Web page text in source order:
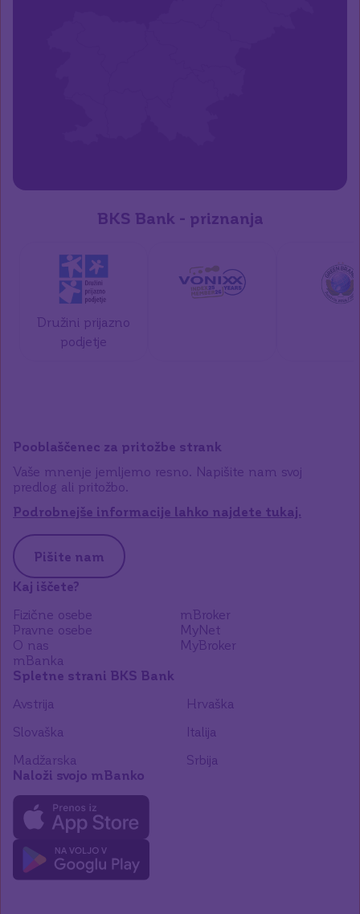
BKS Bank - priznanja
Družini prijazno
podjetje
Pooblaščenec za pritožbe strank
Vaše mnenje jemljemo resno. Napišite nam svoj
predlog ali pritožbo.
Podrobnejše informacije lahko najdete tukaj.
Pišite nam
Kaj iščete?
Fizične osebe
Pravne osebe
O nas
mBanka
mBroker
MyNet
MyBroker
Spletne strani BKS Bank
Avstrija
Hrvaška
Slovaška
Italija
Madžarska
Srbija
Naloži svojo mBanko